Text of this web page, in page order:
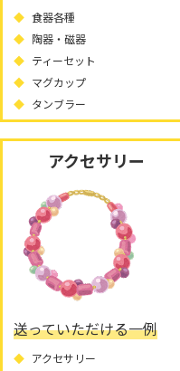
食器各種
陶器・磁器
ティーセット
マグカップ
タンブラー
アクセサリー
送っていただける一例
アクセサリー